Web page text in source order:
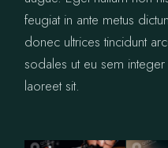
feugiat in ante metus
donec ultrices tincidunt
sodales ut eu sem
laoreet sit.